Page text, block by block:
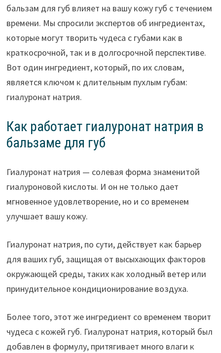
бальзам для губ влияет на вашу кожу губ с течением
времени. Мы спросили экспертов об ингредиентах,
которые могут творить чудеса с губами как в
краткосрочной, так и в долгосрочной перспективе.
Вот один ингредиент, который, по их словам,
является ключом к длительным пухлым губам:
гиалуронат натрия.
Как работает гиалуронат натрия в
бальзаме для губ
Гиалуронат натрия — солевая форма знаменитой
гиалуроновой кислоты. И он не только дает
мгновенное удовлетворение, но и со временем
улучшает вашу кожу.
Гиалуронат натрия, по сути, действует как барьер
для ваших губ, защищая от высыхающих факторов
окружающей среды, таких как холодный ветер или
принудительное кондиционирование воздуха.
Более того, этот же ингредиент со временем творит
чудеса с кожей губ. Гиалуронат натрия, который был
добавлен в формулу, притягивает много влаги к